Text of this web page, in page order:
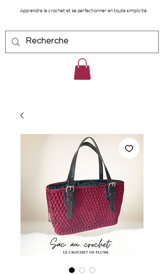
Apprendre le crochet et se perfectionner en toute simplicité.